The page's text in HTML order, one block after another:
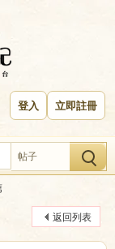
登入 立即註冊
帖子
返回列表